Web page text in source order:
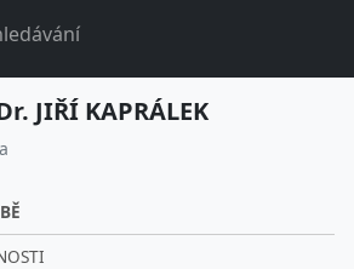
JIŘÍ KAPRÁLEK